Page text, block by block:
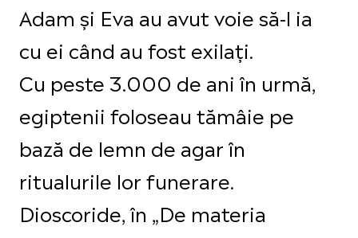
Adam și Eva au avut voie să-l ia
cu ei când au fost exilați.
Cu peste 3.000 de ani în urmă,
egiptenii foloseau tămâie pe
bază de lemn de agar în
ritualurile lor funerare.
Dioscoride, în „De materia